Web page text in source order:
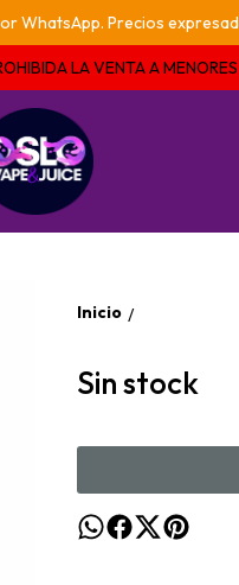
Precios
LA VENTA A MENORES
Inicio /
Sin stock